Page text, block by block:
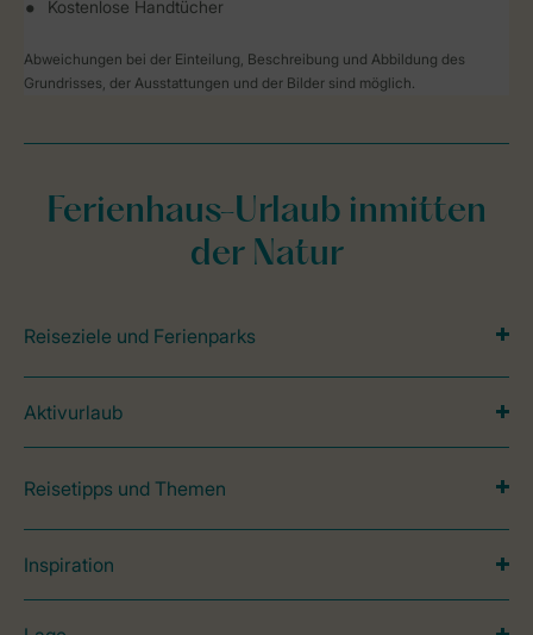
Kostenlose Handtücher
Abweichungen bei der Einteilung, Beschreibung und Abbildung des
Grundrisses, der Ausstattungen und der Bilder sind möglich.
Ferienhaus-Urlaub inmitten
der Natur
Reiseziele und Ferienparks
Aktivurlaub
Reisetipps und Themen
Inspiration